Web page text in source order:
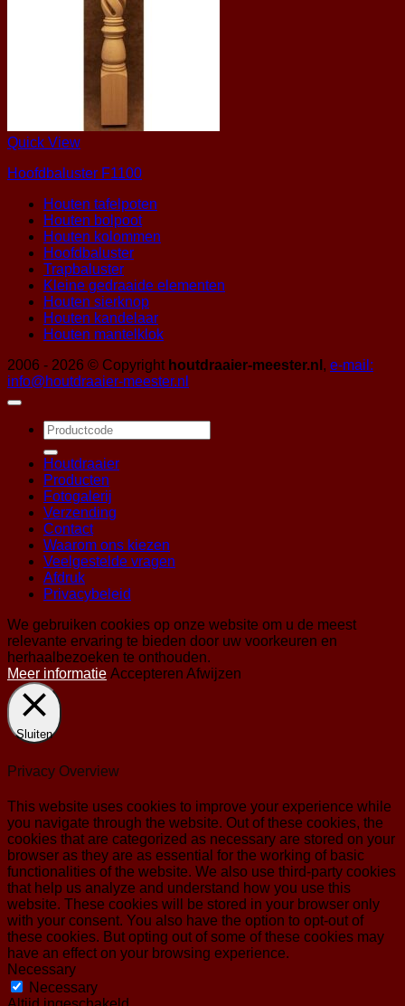
Quick View
Hoofdbaluster F1100
Houten tafelpoten
Houten bolpoot
Houten kolommen
Hoofdbaluster
Trapbaluster
Kleine gedraaide elementen
Houten sierknop
Houten kandelaar
Houten mantelklok
2006 - 2026 © Copyright houtdraaier-meester.nl , e-mail:
info@houtdraaier-meester.nl
Zoeken
naar:
Houtdraaier
Producten
Fotogalerij
Verzending
Contact
Waarom ons kiezen
Veelgestelde vragen
Afdruk
Privacybeleid
We gebruiken cookies op onze website om u de meest
relevante ervaring te bieden door uw voorkeuren en
herhaalbezoeken te onthouden.
Meer informatie Accepteren Afwijzen
Sluiten
Privacy Overview
This website uses cookies to improve your experience while
you navigate through the website. Out of these cookies, the
cookies that are categorized as necessary are stored on your
browser as they are as essential for the working of basic
functionalities of the website. We also use third-party cookies
that help us analyze and understand how you use this
website. These cookies will be stored in your browser only
with your consent. You also have the option to opt-out of
these cookies. But opting out of some of these cookies may
have an effect on your browsing experience.
Necessary
Necessary